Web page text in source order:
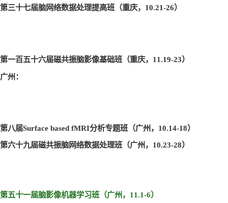
第三十七届脑网络数据处理提高班（重庆，10.21-26）
第一百五十六届磁共振脑影像基础班（重庆，11.19-23）
广州：
第八届Surface based fMRI分析专题班（广州，10.14-18）
第六十九届磁共振脑网络数据处理班（广州，10.23-28）
第五十一届脑影像机器学习班（广州，11.1-6）